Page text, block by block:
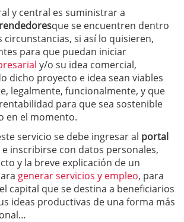
y central es suministrar a
que se encuentren dentro
circunstancias, si así lo quisieren,
para que puedan iniciar
y/o su idea comercial,
dicho proyecto e idea sean viables
legalmente, funcionalmente, y que
para que sea sostenible
en el momento.
servicio se debe ingresar al portal
e inscribirse con datos personales,
y la breve explicación de un
generar servicios y empleo, para
capital que se destina a beneficiarios
ideas productivas de una forma más